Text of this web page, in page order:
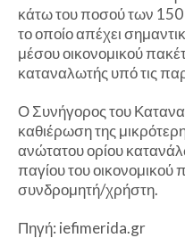
κάτω του ποσού των 150
το οποίο απέχει
μέσου οικονομικού
καταναλωτής υπό τις
Ο Συνήγορος του
καθιέρωση της
ανώτατου ορίου
παγίου του
συνδρομητή/χρήστη.
Πηγή: iefimerida.gr